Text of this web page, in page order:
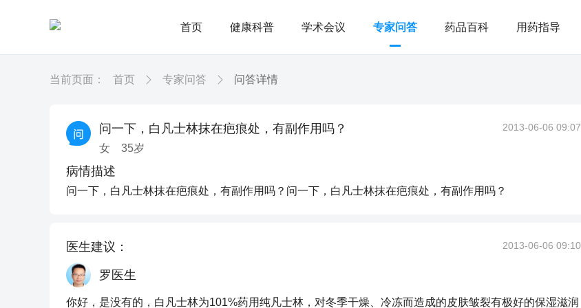
首页 健康科普 学术会议 专家问答 药品百科 用药指导
当前页面： 首页 专家问答 问答详情
问一下，白凡士林抹在疤痕处，有副作用吗？
女 35岁
2013-06-06 09:07
病情描述
问一下，白凡士林抹在疤痕处，有副作用吗？问一下，白凡士林抹在疤痕处，有副作用吗？
医生建议： 2013-06-06 09:10
罗医生
你好，是没有的，白凡士林为101%药用纯凡士林，对冬季干燥、冷冻而造成的皮肤皱裂有极好的保湿滋润